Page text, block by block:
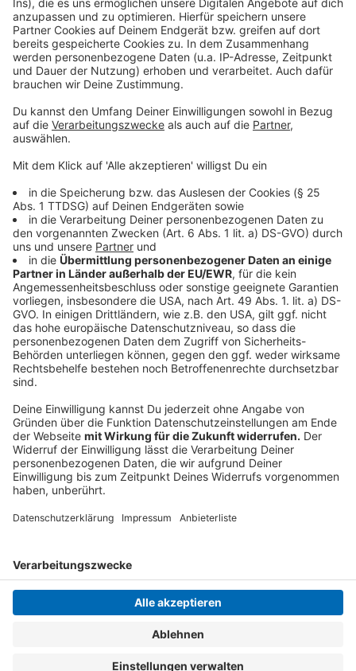
Was passiert in Krisensituationen?
Anzeige
Ein weiterer Kritikpunkt der Piloten: Nach der
angedachten neuen Regelung müsste einer der
Piloten in einer auftretenden Krisensituation unter
Umständen geweckt werden, weil er pausiert. Und das
wäre ein Problem. "Wenn sie nachts mal aus dem
Tiefschlaf gerissen werden und innerhalb von
Sekunden eine komplexe Problemsituation dargestellt
bekommen, ist man auch nicht von jetzt auf gleich auf
100 Prozent seiner Leistungsfähigkeit, sondern
braucht einfach einen gewissen Zeitraum, bis man
wach wird. Diese Verzögerung, die man in diesem
Konzept dann dadurch hervorruft, das ist einer der
Faktoren, die wir kritisieren und die wir derzeit einfach
noch nicht in diesem vorgestellten Konzept als
Anzeige